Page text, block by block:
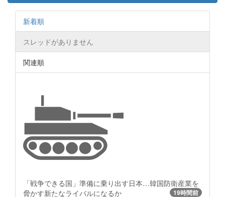
新着順
スレッドがありません
関連順
「戦争できる国」準備に乗り出す日本…韓国防衛産業を
脅かす新たなライバルになるか
19時間前